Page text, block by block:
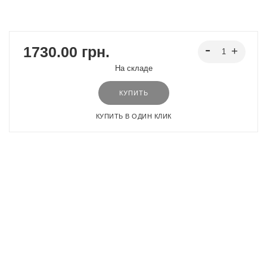
1730.00 грн.
На складе
КУПИТЬ
КУПИТЬ В ОДИН КЛИК